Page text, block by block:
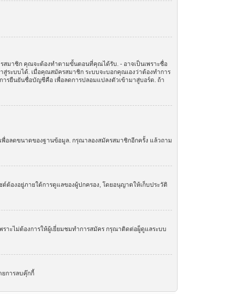
มาชิก คุณจะต้องทำตามขั้นตอนที่คุณได้รับ. - อาจเป็นเพราะชื่อ
ระบบได้. เมื่อคุณสมัครสมาชิก ระบบจะบอกคุณเองว่าต้องทำการ
ยืนยันชื่อบัญชีคือ เพื่อลดการปลอมแปลงตัวเข้ามาสู่บอร์ด. ถ้า
อลดขนาดของฐานข้อมูล. กรุณาลองสมัครสมาชิกอีกครั้ง แล้วถาม
ต้องอยู่ภายใต้การดูแลของผู้ปกครอง, โดยอนุญาตให้เก็บประวัติ
าะไม่ต้องการให้ผู้เยี่ยมชมทำการสมัคร กรุณาติดต่อผู็ดูแลระบบ
ยการลบคุ๊กกี้